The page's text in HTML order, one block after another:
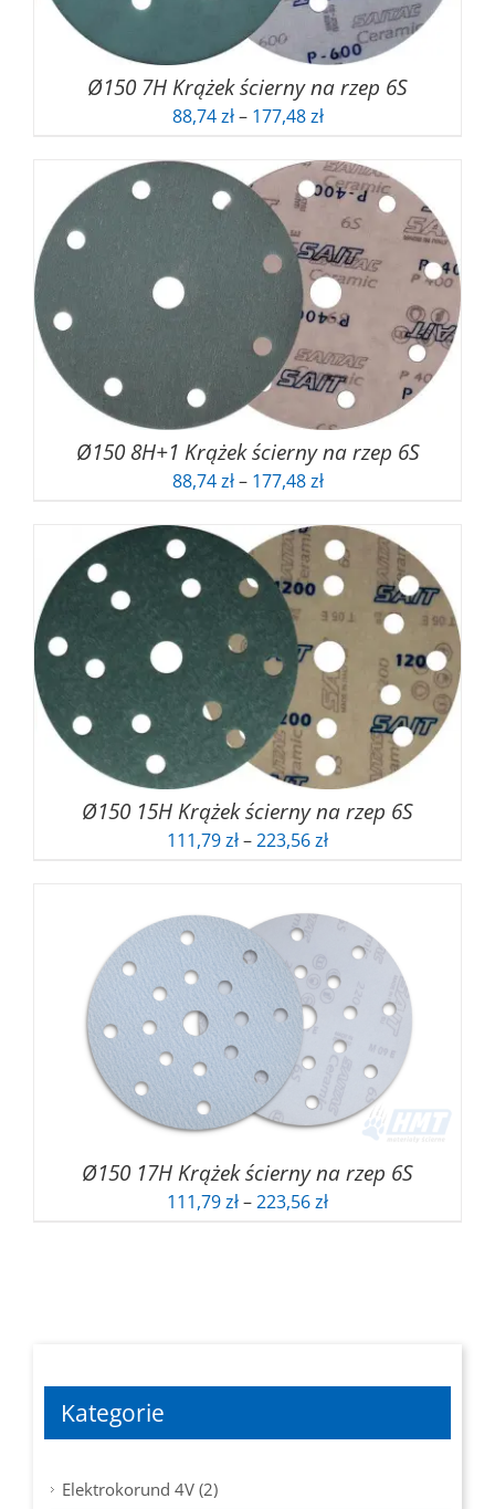
Ø150 7H Krążek ścierny na rzep 6S
88,74zł – 177,48złZakres
od
88,74 zł
do
177,48 zł
Ø150 8H+1 Krążek ścierny na rzep 6S
88,74zł – 177,48złZakres
od
88,74 zł
do
177,48 zł
Ø150 15H Krążek ścierny na rzep 6S
111,79zł–223,56złZakres
111,79 zł
223,56 zł
Ø150 17H Krążek ścierny na rzep 6S
111,79zł–223,56złZakres
Kategorie
Elektrokorund 4V (2)